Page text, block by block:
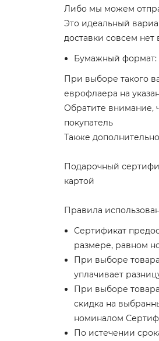
Либо мы можем
Это идеальный
доставки совсем нет
Бумажный формат:
При выборе такого
еврофлаера на
Обратите внимание,
покупатель
Также
Подарочный
картой
Правила
Сертификат
размере, равном
При выборе
уплачивает
При выборе
скидка на
номиналом
По истечении